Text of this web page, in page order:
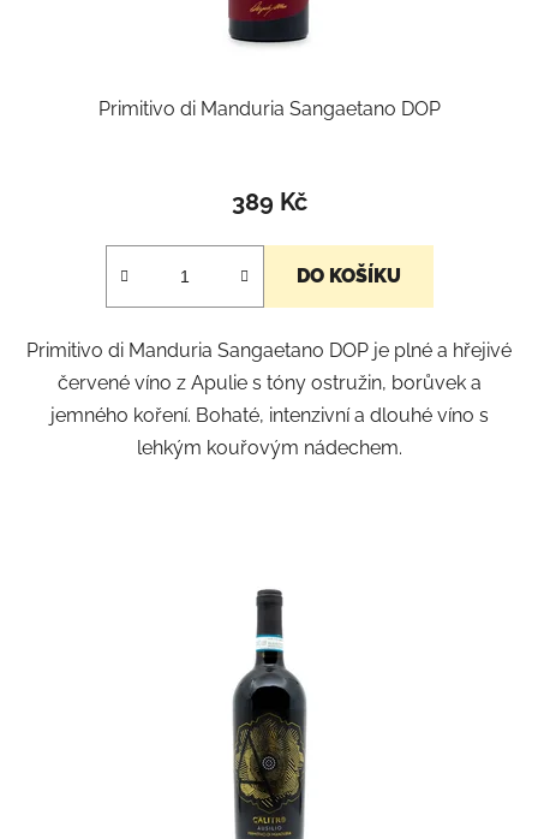
Primitivo di Manduria Sangaetano DOP
389 Kč
DO KOŠÍKU
Primitivo di Manduria Sangaetano DOP je plné a hřejivé
červené víno z Apulie s tóny ostružin, borůvek a
jemného koření. Bohaté, intenzivní a dlouhé víno s
lehkým kouřovým nádechem.